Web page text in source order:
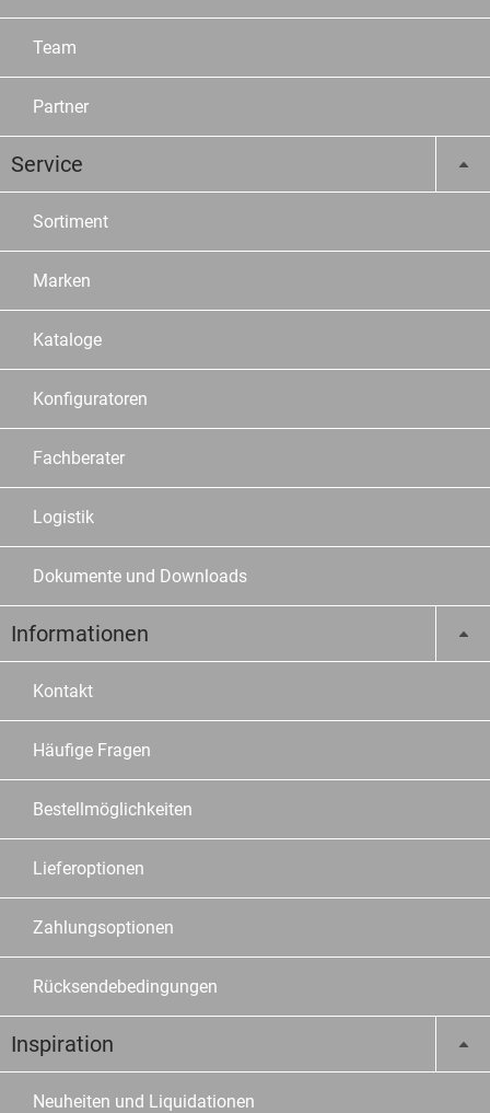
Team
Partner
Service
Sortiment
Marken
Kataloge
Konfiguratoren
Fachberater
Logistik
Dokumente und Downloads
Informationen
Kontakt
Häufige Fragen
Bestellmöglichkeiten
Lieferoptionen
Zahlungsoptionen
Rücksendebedingungen
Inspiration
Neuheiten und Liquidationen